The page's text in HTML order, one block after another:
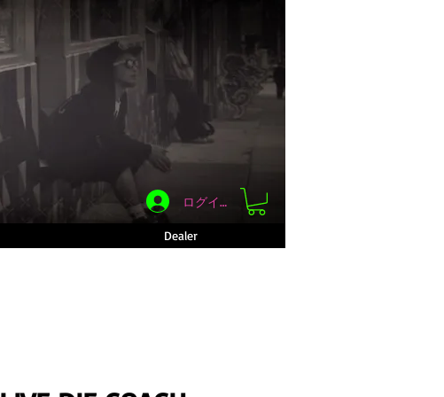
ログイン
Dealer